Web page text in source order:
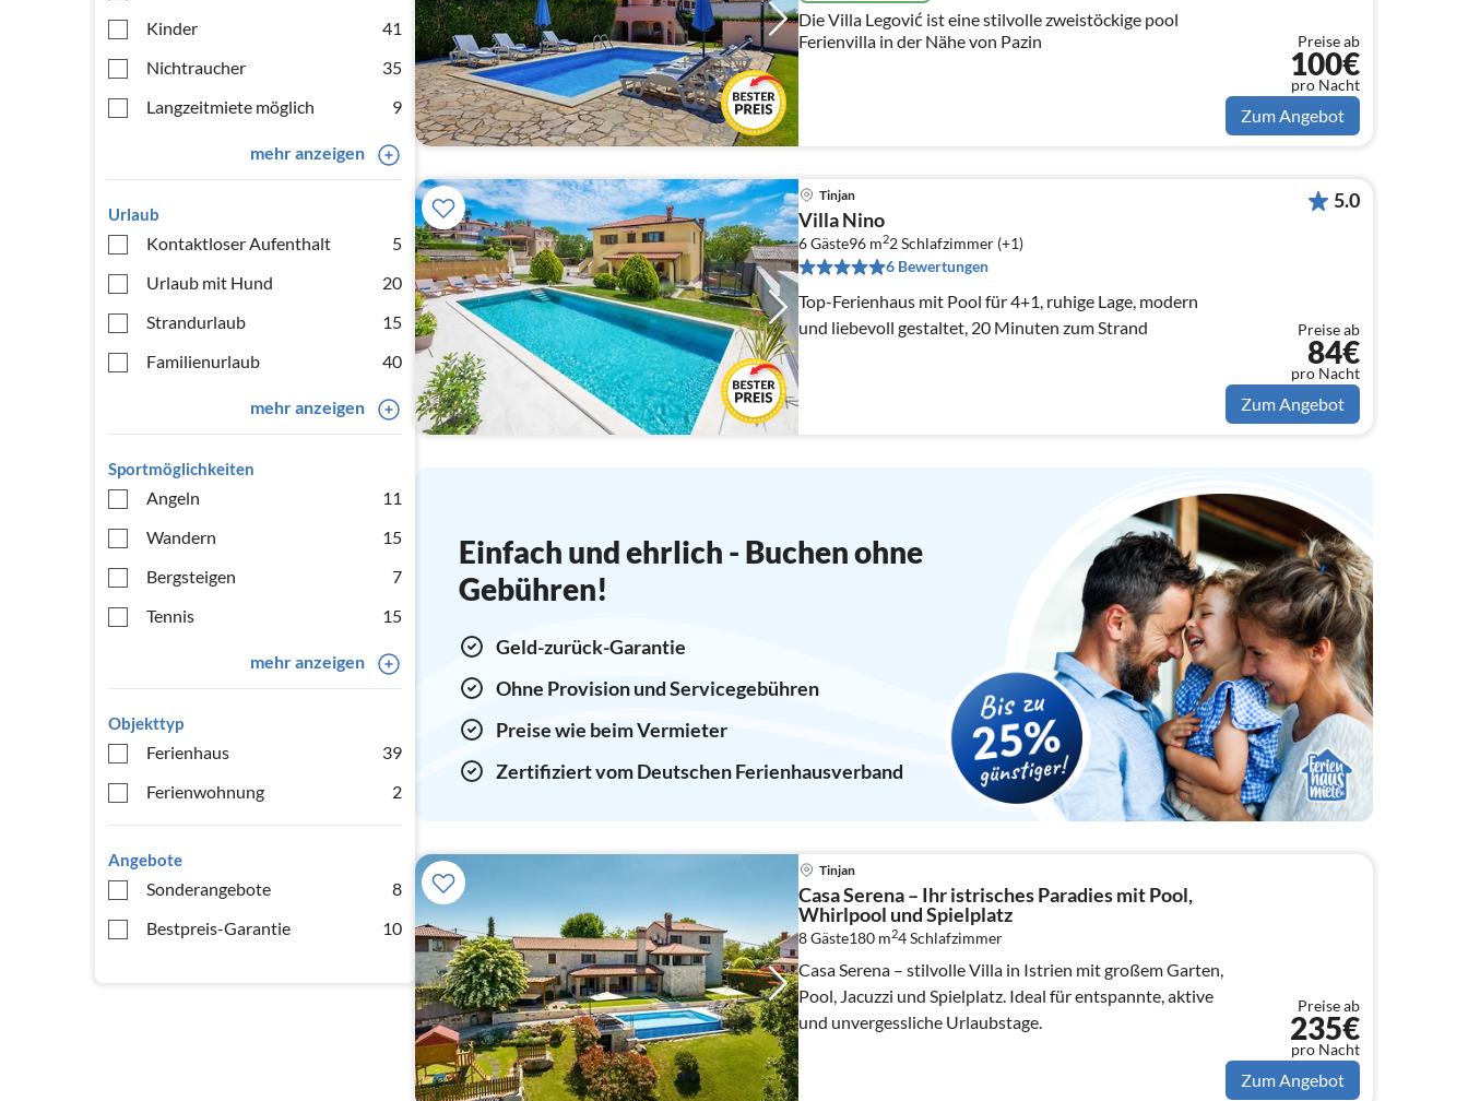
Kinder
41
Nichtraucher
35
Langzeitmiete möglich
9
mehr anzeigen
Urlaub
Kontaktloser Aufenthalt
5
Urlaub mit Hund
20
Strandurlaub
15
Familienurlaub
40
mehr anzeigen
Sportmöglichkeiten
Angeln
11
Wandern
15
Bergsteigen
7
Tennis
15
mehr anzeigen
Objekttyp
Ferienhaus
39
Ferienwohnung
2
Angebote
Sonderangebote
8
Bestpreis-Garantie
10
Die Villa Legović ist eine stilvolle zweistöckige pool
Ferienvilla in der Nähe von Pazin
Preise ab
100€
pro Nacht
Zum Angebot
Tinjan
Villa Nino
6 Gäste96 m22Schlafzimmer (+1)
6 Bewertungen
Top-Ferienhaus mit Pool für 4+1, ruhige Lage, modern
und liebevoll gestaltet, 20 Minuten zum Strand
5.0
Preise ab
84€
pro Nacht
Zum Angebot
Einfach und ehrlich - Buchen ohne
Gebühren!
Geld-zurück-Garantie
Ohne Provision und Servicegebühren
Preise wie beim Vermieter
Zertifiziert vom Deutschen Ferienhausverband
Tinjan
Casa Serena – Ihr istrisches Paradies mit Pool,
Whirlpool und Spielplatz
8 Gäste180 m24Schlafzimmer
Casa Serena – stilvolle Villa in Istrien mit großem Garten,
Pool, Jacuzzi und Spielplatz. Ideal für entspannte, aktive
und unvergessliche Urlaubstage.
Preise ab
235€
pro Nacht
Zum Angebot